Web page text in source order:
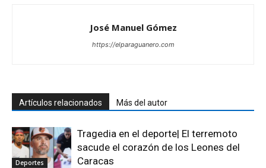
José Manuel Gómez
https://elparaguanero.com
Artículos relacionados Más del autor
Deportes
Tragedia en el deporte| El terremoto
sacude el corazón de los Leones del
Caracas